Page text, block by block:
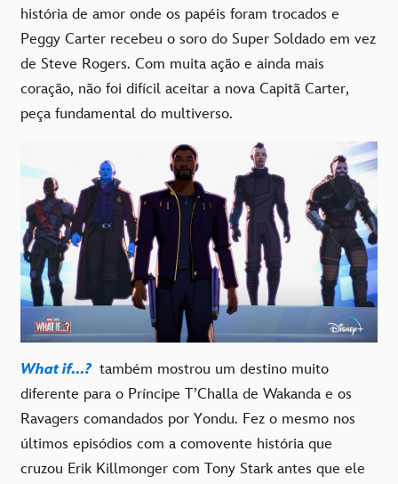
história de amor onde os papéis foram trocados e
Peggy Carter recebeu o soro do Super Soldado em vez
de Steve Rogers. Com muita ação e ainda mais
coração, não foi difícil aceitar a nova Capitã Carter,
peça fundamental do multiverso.
What if...?também mostrou um destino muito
diferente para o Príncipe T’Challa de Wakanda e os
Ravagers comandados por Yondu. Fez o mesmo nos
últimos episódios com a comovente história que
cruzou Erik Killmonger com Tony Stark antes que ele